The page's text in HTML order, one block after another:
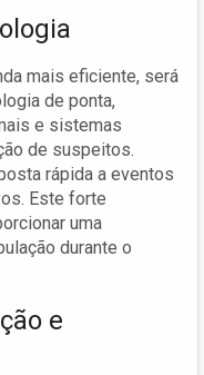
mais eficiente, será
de ponta,
e sistemas
de suspeitos.
rápida a eventos
Este forte
uma
durante o
e